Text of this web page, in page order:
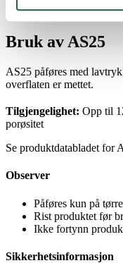
Kun for profesjonell bruk.
Bruk av AS25
AS25 påføres med
overflaten er mettet.
Tilgjengelighet: Opp til
porøsitet
Se produktdatabladet for
Observer
Påføres kun på
Rist produktet før
Ikke fortynn
Sikkerhetsinformasjon